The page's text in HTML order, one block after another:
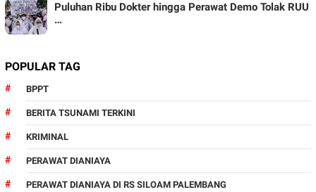
Puluhan Ribu Dokter hingga Perawat Demo Tolak RUU
…
POPULAR TAG
BPPT
BERITA TSUNAMI TERKINI
KRIMINAL
PERAWAT DIANIAYA
PERAWAT DIANIAYA DI RS SILOAM PALEMBANG